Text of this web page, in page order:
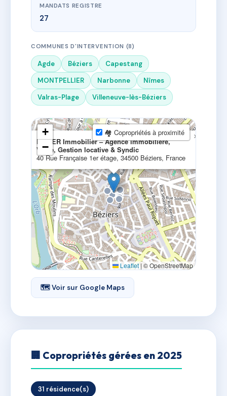
MANDATS REGISTRE
27
COMMUNES D'INTERVENTION (8)
Agde Béziers
Capestang
MONTPELLIER
Narbonne
Nîmes
Valras-Plage
Villeneuve-lès-Béziers
LOTIER Immobilier – Agence immobilière,
Vente, Gestion locative & Syndic
40 Rue Française 1er étage, 34500 Béziers, France
×
+
−
🏘 Copropriétés à proximité
Leaflet | © OpenStreetMap
🗺 Voir sur Google Maps
🏢 Copropriétés gérées en 2025
31 résidence(s)